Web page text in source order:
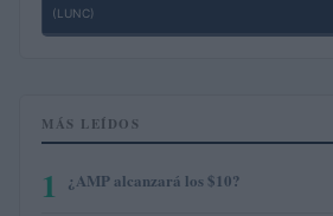
(LUNC)
MÁS LEÍDOS
1 ¿AMP alcanzará los $10?